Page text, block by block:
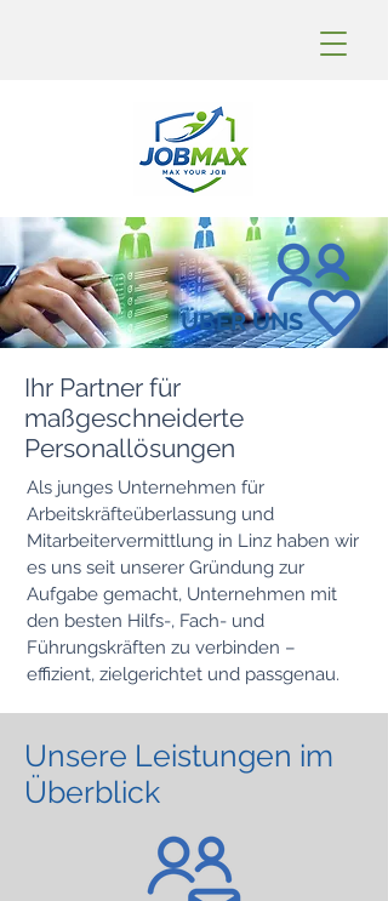
ÜBER UNS
Ihr Partner für
maßgeschneiderte
Personallösungen
Als junges Unternehmen für
Arbeitskräfteüberlassung und
Mitarbeitervermittlung in Linz haben wir
es uns seit unserer Gründung zur
Aufgabe gemacht, Unternehmen mit
den besten Hilfs-, Fach- und
Führungskräften zu verbinden –
effizient, zielgerichtet und passgenau.
Unsere Leistungen im
Überblick